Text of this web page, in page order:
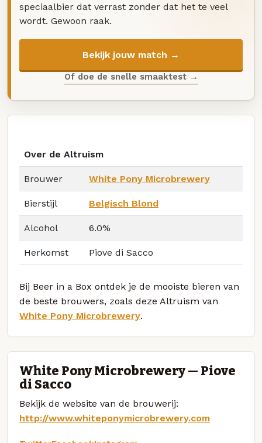
speciaalbier dat verrast zonder dat het te veel
wordt. Gewoon raak.
Bekijk jouw match →
Of doe de snelle smaaktest →
Over de Altruism
Brouwer White Pony Microbrewery
Bierstijl Belgisch Blond
Alcohol 6.0%
Herkomst Piove di Sacco
Bij Beer in a Box ontdek je de mooiste bieren van
de beste brouwers, zoals deze Altruism van
White Pony Microbrewery.
White Pony Microbrewery — Piove
di Sacco
Bekijk de website van de brouwerij:
http://www.whiteponymicrobrewery.com